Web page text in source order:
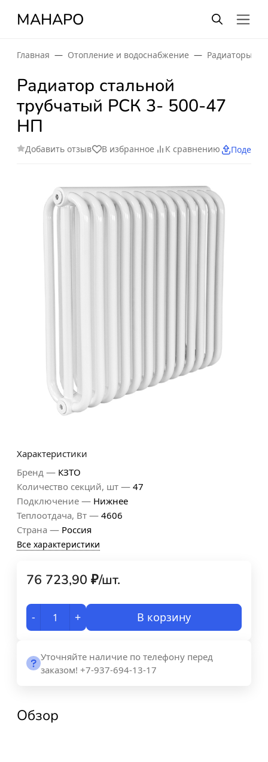
МАНАРО
Главная Отопление и водоснабжение Радиаторы
Радиатор стальной
трубчатый РСК 3- 500-47
НП
Добавить отзыв В избранное К сравнению
Характеристики
Бренд — КЗТО
Количество секций, шт — 47
Подключение — Нижнее
Теплоотдача, Вт — 4606
Страна — Россия
Все характеристики
76 723,90 ₽/шт.
- + В корзину
Уточняйте наличие по телефону перед
заказом! +7-937-694-13-17
Обзор